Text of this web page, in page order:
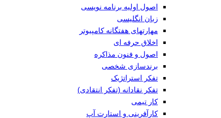
اصول اولیه برنامه نویسی
زبان انگلیسی
مهارتهای هفتگانه کامپیوتر
اخلاق حرفه ای
اصول و فنون مذاکره
برندسازی شخصی
تفکر استراتژیک
تفکر نقادانه (تفکر انتقادی)
کار تیمی
کارآفرینی و استارت آپ